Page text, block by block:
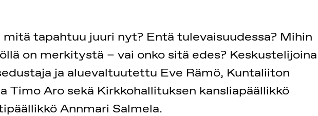
tapahtuu juuri nyt? Entä tulevaisuudessa? Mihin
on merkitystä – vai onko sitä edes? Keskustelijoina
ja aluevaltuutettu Eve Rämö, Kuntaliiton
Aro sekä Kirkkohallituksen kansliapäällikkö
Annmari Salmela.